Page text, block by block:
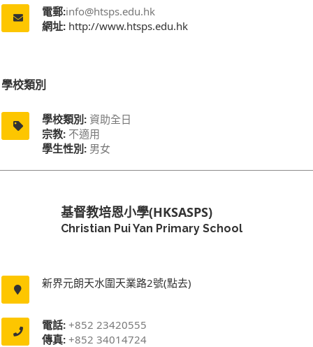
電郵:info@htsps.edu.hk
網址: http://www.htsps.edu.hk
學校類別
學校類別: 資助全日
宗教: 不適用
學生性別: 男女
基督教培恩小學(HKSASPS)
Christian Pui Yan Primary School
新界元朗天水圍天業路2號(點去)
電話: +852 23420555
傳真: +852 34014724